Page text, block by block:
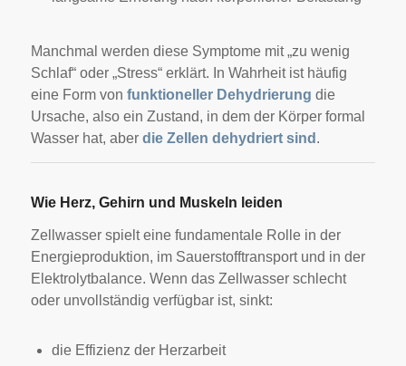
Manchmal werden diese Symptome mit „zu wenig
Schlaf“ oder „Stress“ erklärt. In Wahrheit ist häufig
eine Form von funktioneller Dehydrierung die
Ursache, also ein Zustand, in dem der Körper formal
Wasser hat, aber die Zellen dehydriert sind .
Wie Herz, Gehirn und Muskeln leiden
Zellwasser spielt eine fundamentale Rolle in der
Energieproduktion, im Sauerstofftransport und in der
Elektrolytbalance. Wenn das Zellwasser schlecht
oder unvollständig verfügbar ist, sinkt:
die Effizienz der Herzarbeit